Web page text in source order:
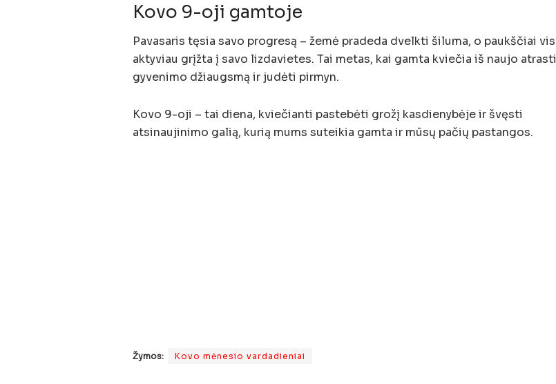
Kovo 9-oji gamtoje
Pavasaris tęsia savo progresą – žemė pradeda dvelkti šiluma, o paukščiai vis
aktyviau grįžta į savo lizdavietes. Tai metas, kai gamta kviečia iš naujo atrasti
gyvenimo džiaugsmą ir judėti pirmyn.
Kovo 9-oji – tai diena, kviečianti pastebėti grožį kasdienybėje ir švęsti
atsinaujinimo galią, kurią mums suteikia gamta ir mūsų pačių pastangos.
Žymos: Kovo mėnesio vardadieniai